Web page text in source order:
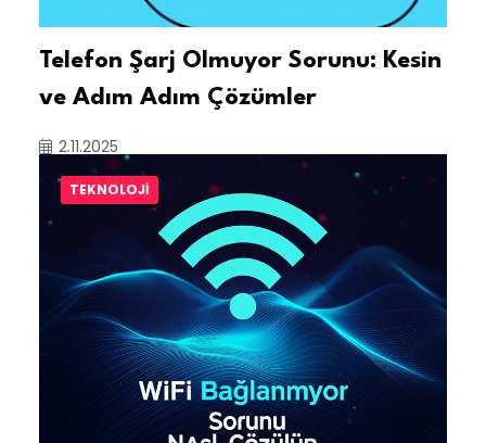
Telefon Şarj Olmuyor Sorunu: Kesin
ve Adım Adım Çözümler
2.11.2025
TEKNOLOJI